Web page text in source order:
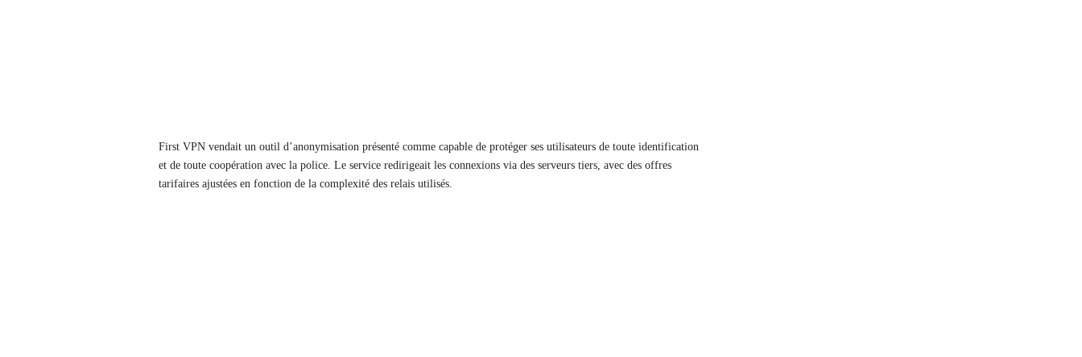
First VPN vendait un outil d’anonymisation présenté comme capable de protéger ses utilisateurs de toute identification
et de toute coopération avec la police. Le service redirigeait les connexions via des serveurs tiers, avec des offres
tarifaires ajustées en fonction de la complexité des relais utilisés.